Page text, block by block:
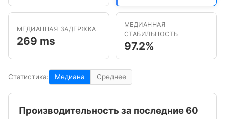
МЕДИАННАЯ ЗАДЕРЖКА
269 ms
МЕДИАННАЯ
СТАБИЛЬНОСТЬ
97.2%
Статистика: Медиана Среднее
Производительность за последние 60